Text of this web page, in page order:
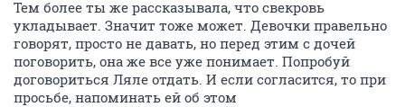
Тем более ты же рассказывала, что свекровь
укладывает. Значит тоже может. Девочки правельно
говорят, просто не давать, но перед этим с дочей
поговорить, она же все уже понимает. Попробуй
договориться Ляле отдать. И если согласится, то при
просьбе, напоминать ей об этом